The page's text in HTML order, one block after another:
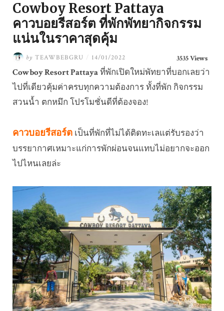
Cowboy Resort Pattaya
คาวบอยรีสอร์ต ที่พักพัทยากิจกรรม
แน่นในราคาสุดคุ้ม
by TEAWBEBGRU / 14/01/2022 3535 Views
Cowboy Resort Pattayaที่พักเปิดใหม่พัทยาที่บอกเลยว่า
ไปที่เดียวคุ้มค่าครบทุกความต้องการ ทั้งที่พัก กิจกรรม
สวนน้ำ ตกหมึก โปรโมชั่นดีที่ต้องจอง!
คาวบอยรีสอร์ต เป็นที่พักที่ไม่ได้ติดทะเลแต่รับรองว่า
บรรยากาศเหมาะแก่การพักผ่อนจนแทบไม่อยากจะออก
ไปไหนเลยล่ะ